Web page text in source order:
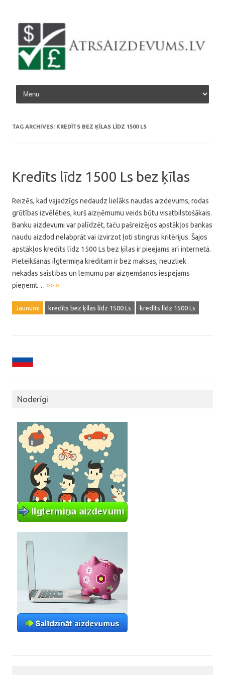
Skip to content
TAG ARCHIVES: KREDĪTS BEZ ĶĪLAS LĪDZ 1500 LS
Kredīts līdz 1500 Ls bez ķīlas
Reizēs, kad vajadzīgs nedaudz lielāks naudas aizdevums, rodas
grūtības izvēlēties, kurš aizņēmumu veids būtu visatbilstošākais.
Banku aizdevumi var palīdzēt, taču pašreizējos apstākļos bankas
naudu aizdod nelabprāt vai izvirzot ļoti stingrus kritērijus. Šajos
apstākļos kredīts līdz 1500 Ls bez ķīlas ir pieejams arī internetā.
Pieteikšanās ilgtermiņa kredītam ir bez maksas, neuzliek
nekādas saistības un lēmumu par aizņemšanos iespējams
pieņemt… >> »
Jaunumi kredīts bez ķīlas līdz 1500 Ls kredīts līdz 1500 Ls
Noderīgi